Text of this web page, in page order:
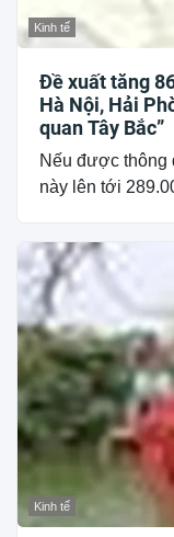
Kinh tế
Đề xuất tăng
Hà Nội, Hải
quan Tây Bắc”
Nếu được thông
này lên tới
Kinh tế